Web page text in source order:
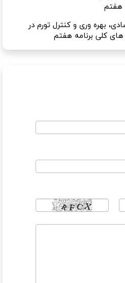
هفتم
بهره وری و کنترل تورم در